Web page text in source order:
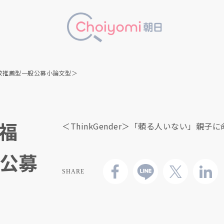
薦型一般公募小論文型＞
募
＜ThinkGender＞「頼る人いない」親子に
SHARE